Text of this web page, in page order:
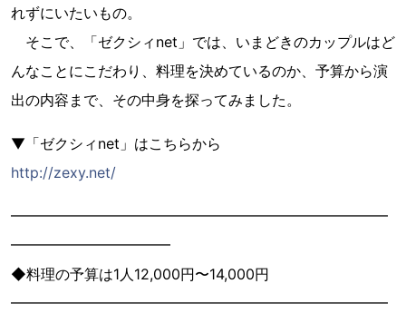
れずにいたいもの。
そこで、「ゼクシィnet」では、いまどきのカップルはど
んなことにこだわり、料理を決めているのか、予算から演
出の内容まで、その中身を探ってみました。
▼「ゼクシィnet」はこちらから
http://zexy.net/
━━━━━━━━━━━━━━━━━━━━━━━━━━
━━━━━━━━━━━
◆料理の予算は1人12,000円〜14,000円
━━━━━━━━━━━━━━━━━━━━━━━━━━